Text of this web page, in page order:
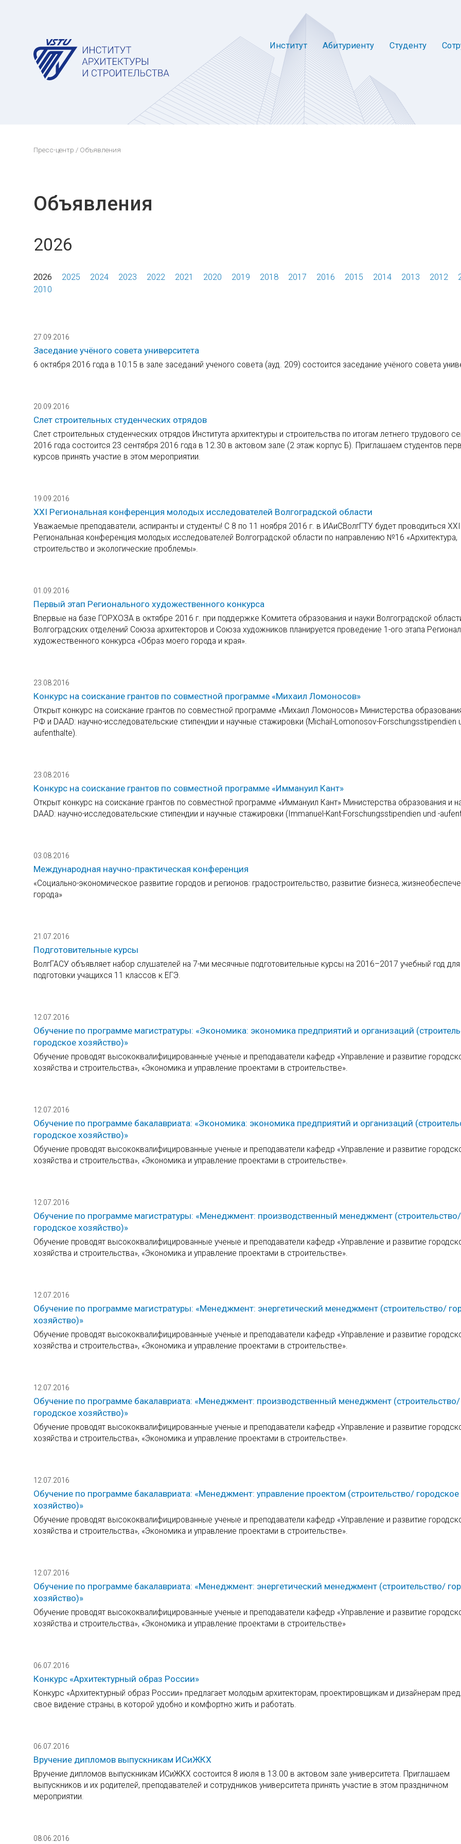
Институт Абитуриенту Студенту
Пресс-центр / Объявления
Объявления
2026
2026 2025 2024 2023 2022 2021 2020 2019 2018 2017 2016 2015 2014 2013 2012
2010
27.09.2016
Заседание учёного совета университета
6 октября 2016 года в 10:15 в зале заседаний ученого совета (ауд. 209) состоится заседание учёного совета
20.09.2016
Слет строительных студенческих отрядов
Слет строительных студенческих отрядов Института архитектуры и строительства по итогам летнего трудового
2016 года состоится 23 сентября 2016 года в 12.30 в актовом зале (2 этаж корпус Б). Приглашаем студентов
курсов принять участие в этом мероприятии.
19.09.2016
XХI Региональная конференция молодых исследователей Волгоградской области
Уважаемые преподаватели, аспиранты и студенты! С 8 по 11 ноября 2016 г. в ИАиСВолгГТУ будет проводиться XХI
Региональная конференция молодых исследователей Волгоградской области по направлению №16 «Архитектура,
строительство и экологические проблемы».
01.09.2016
Первый этап Регионального художественного конкурса
Впервые на базе ГОРХОЗА в октябре 2016 г. при поддержке Комитета образования и науки Волгоградской
Волгоградских отделений Союза архитекторов и Союза художников планируется проведение 1-ого этапа
художественного конкурса «Образ моего города и края».
23.08.2016
Конкурс на соискание грантов по совместной программе «Михаил Ломоносов»
Открыт конкурс на соискание грантов по совместной программе «Михаил Ломоносов» Министерства
РФ и DAAD: научно-исследовательские стипендии и научные стажировки (Michail-Lomonosov-Forschungsstipendien
aufenthalte).
23.08.2016
Конкурс на соискание грантов по совместной программе «Иммануил Кант»
Открыт конкурс на соискание грантов по совместной программе «Иммануил Кант» Министерства образования и
DAAD: научно-исследовательские стипендии и научные стажировки (Immanuel-Kant-Forschungsstipendien und -
03.08.2016
Международная научно-практическая конференция
«Социально-экономическое развитие городов и регионов: градостроительство, развитие бизнеса,
города»
21.07.2016
Подготовительные курсы
ВолгГАСУ объявляет набор слушателей на 7-ми месячные подготовительные курсы на 2016–2017 учебный год для
подготовки учащихся 11 классов к ЕГЭ.
12.07.2016
Обучение по программе магистратуры: «Экономика: экономика предприятий и организаций
городское хозяйство)»
Обучение проводят высококвалифицированные ученые и преподаватели кафедр «Управление и развитие
хозяйства и строительства», «Экономика и управление проектами в строительстве».
12.07.2016
Обучение по программе бакалавриата: «Экономика: экономика предприятий и организаций
городское хозяйство)»
Обучение проводят высококвалифицированные ученые и преподаватели кафедр «Управление и развитие
хозяйства и строительства», «Экономика и управление проектами в строительстве».
12.07.2016
Обучение по программе магистратуры: «Менеджмент: производственный менеджмент (строительство/
городское хозяйство)»
Обучение проводят высококвалифицированные ученые и преподаватели кафедр «Управление и развитие
хозяйства и строительства», «Экономика и управление проектами в строительстве».
12.07.2016
Обучение по программе магистратуры: «Менеджмент: энергетический менеджмент (строительство/
хозяйство)»
Обучение проводят высококвалифицированные ученые и преподаватели кафедр «Управление и развитие
хозяйства и строительства», «Экономика и управление проектами в строительстве».
12.07.2016
Обучение по программе бакалавриата: «Менеджмент: производственный менеджмент (строительство/
городское хозяйство)»
Обучение проводят высококвалифицированные ученые и преподаватели кафедр «Управление и развитие
хозяйства и строительства», «Экономика и управление проектами в строительстве».
12.07.2016
Обучение по программе бакалавриата: «Менеджмент: управление проектом (строительство/ городское
хозяйство)»
Обучение проводят высококвалифицированные ученые и преподаватели кафедр «Управление и развитие
хозяйства и строительства», «Экономика и управление проектами в строительстве».
12.07.2016
Обучение по программе бакалавриата: «Менеджмент: энергетический менеджмент (строительство/
хозяйство)»
Обучение проводят высококвалифицированные ученые и преподаватели кафедр «Управление и развитие
хозяйства и строительства», «Экономика и управление проектами в строительстве»
06.07.2016
Конкурс «Архитектурный образ России»
Конкурс «Архитектурный образ России» предлагает молодым архитекторам, проектировщикам и дизайнерам
свое видение страны, в которой удобно и комфортно жить и работать.
06.07.2016
Вручение дипломов выпускникам ИСиЖКХ
Вручение дипломов выпускникам ИСиЖКХ состоится 8 июля в 13.00 в актовом зале университета. Приглашаем
выпускников и их родителей, преподавателей и сотрудников университета принять участие в этом праздничном
мероприятии.
08.06.2016